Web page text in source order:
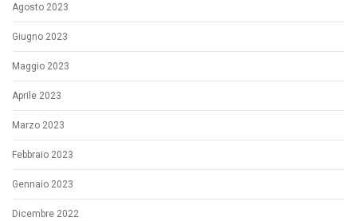
Agosto 2023
Giugno 2023
Maggio 2023
Aprile 2023
Marzo 2023
Febbraio 2023
Gennaio 2023
Dicembre 2022